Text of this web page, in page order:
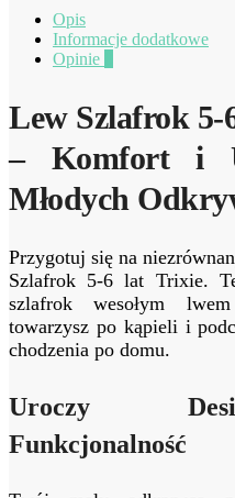
Opis
Informacje dodatkowe
Opinie
Lew Szlafrok 5-
– Komfort i
Młodych
Przygotuj się na
Szlafrok 5-6 lat Trixie.
szlafrok wesołym
towarzysz po kąpieli i
chodzenia po domu.
Uroczy
Funkcjonalność